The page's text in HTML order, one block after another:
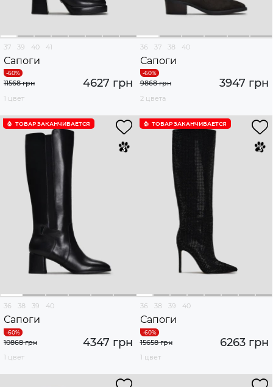
37 39 40 41
Сапоги
4627 грн
11568 грн
1 цвет
36 37 38 40
Сапоги
3947 грн
9868 грн
2 цвета
ТОВАР ЗАКАНЧИВАЕТСЯ
36 38 39 40
Сапоги
4347 грн
10868 грн
1 цвет
ТОВАР ЗАКАНЧИВАЕТСЯ
36 38 39 40
Сапоги
6263 грн
15658 грн
1 цвет